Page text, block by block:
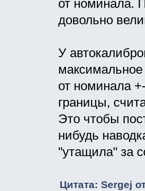
от номинала.
довольно
У
максимальное
от номинала
границы,
Это чтобы
нибудь
"утащила" за
Цитата: Sergej